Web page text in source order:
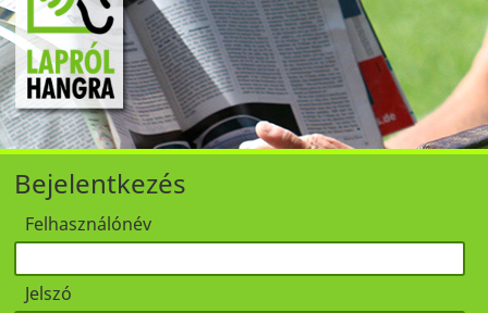
Bejelentkezés
Felhasználónév
Jelszó